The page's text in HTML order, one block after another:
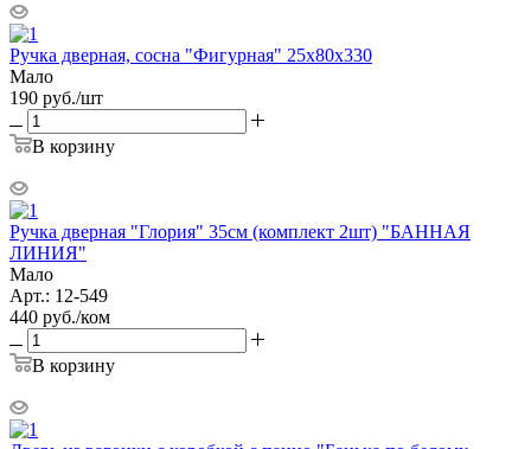
Ручка дверная, сосна "Фигурная" 25х80х330
Мало
190 руб./шт
В корзину
Ручка дверная "Глория" 35см (комплект 2шт) "БАННАЯ
ЛИНИЯ"
Мало
Арт.: 12-549
440 руб./ком
В корзину